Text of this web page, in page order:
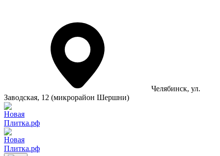
Челябинск, ул.
Заводская, 12 (микрорайон Шершни)